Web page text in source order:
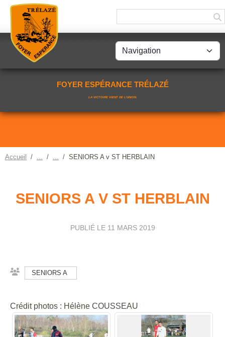
FOYER ESPÉRANCE TRÉLAZÉ
LA VICTOIRE VIENT DE L'UNION.
Accueil SENIORS A v ST HERBLAIN
SENIORS A V ST HERBLAIN
PUBLIÉ LE 11 MARS 2019
SENIORS A
Crédit photos : Hélène COUSSEAU
Panneau de gestion des cookies